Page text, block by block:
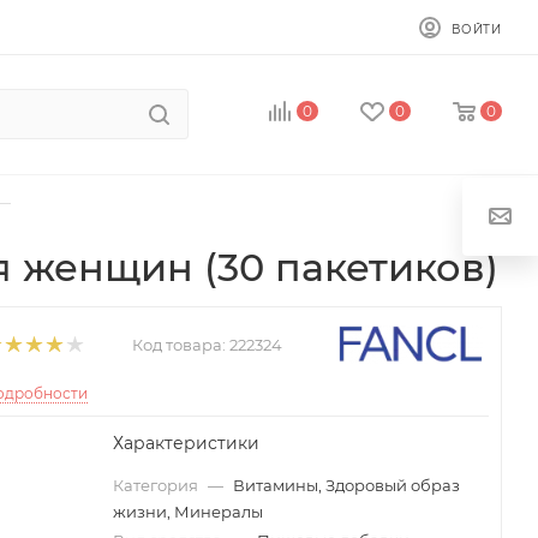
ВОЙТИ
0 0 0
женщин (30 пакетиков)
Код товара: 222324
Характеристики
Категория — Витамины, Здоровый образ
жизни, Минералы